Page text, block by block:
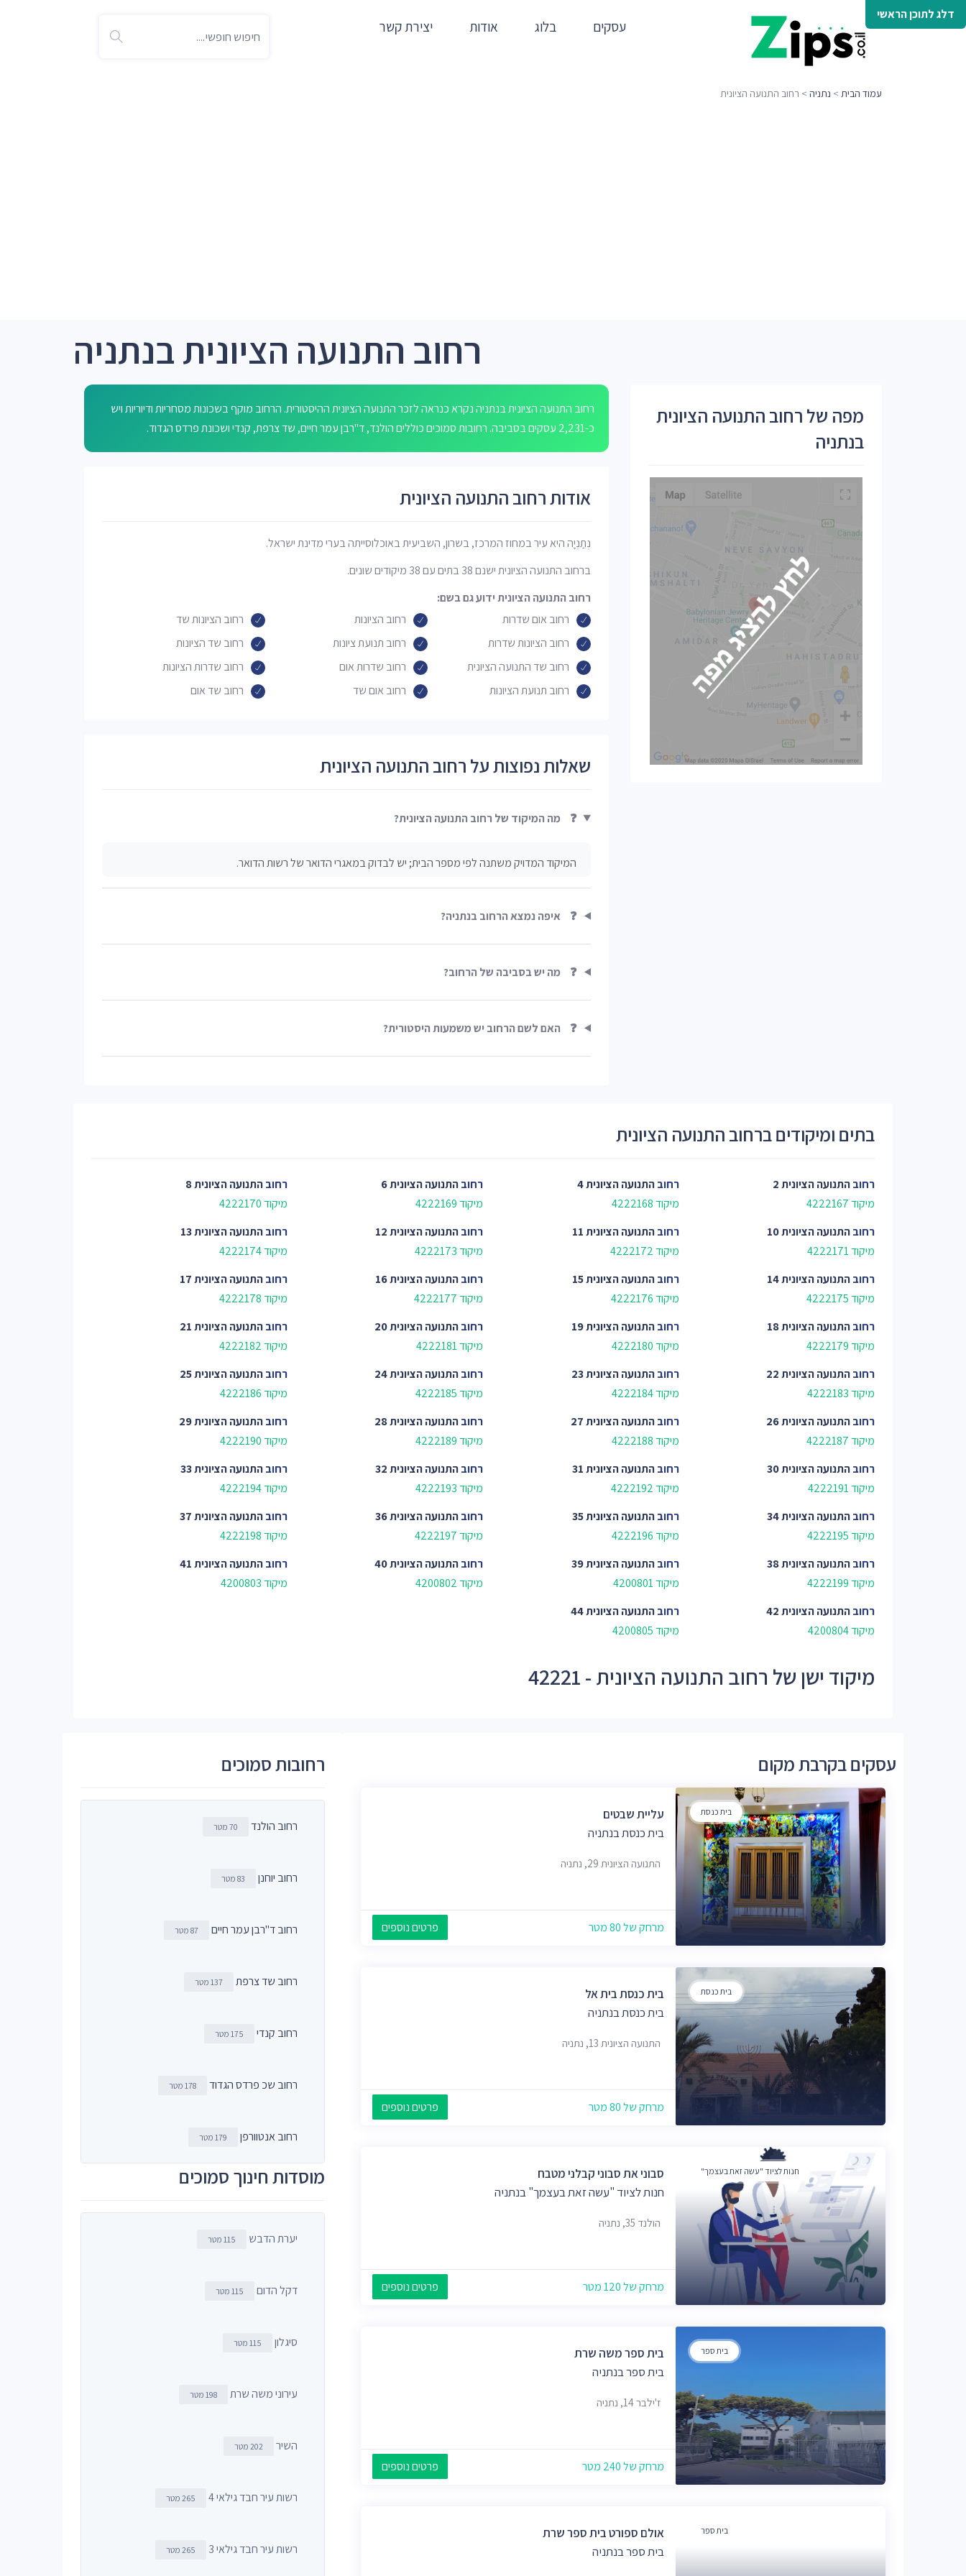
דלג לתוכן הראשי
עסקים בלוג אודות יצירת קשר
עמוד הבית > נתניה > רחוב התנועה הציונית
רחוב התנועה הציונית בנתניה
רחוב התנועה הציונית בנתניה נקרא כנראה לזכר התנועה הציונית ההיסטורית. הרחוב מוקף בשכונות מסחריות ודיוריות ויש
כ-2,231 עסקים בסביבה. רחובות סמוכים כוללים הולנד, ד"רבן עמר חיים, שד צרפת, קנדי ושכונת פרדס הגדוד.
אודות רחוב התנועה הציונית
נְתַנְיָה היא עיר במחוז המרכז, בשרון, השביעית באוכלוסייתה בערי מדינת ישראל.
ברחוב התנועה הציונית ישנם 38 בתים עם 38 מיקודים שונים.
רחוב התנועה הציונית ידוע גם בשם:
רחוב אום שדרות
רחוב הציונות
רחוב הציונות שד
רחוב הציונות שדרות
רחוב תנועת ציונות
רחוב שד הציונות
רחוב שד התנועה הציונית
רחוב שדרות אום
רחוב שדרות הציונות
רחוב תנועת הציונות
רחוב אום שד רחוב שד אום
שאלות נפוצות על רחוב התנועה הציונית
❓ מה המיקוד של רחוב התנועה הציונית?
המיקוד המדויק משתנה לפי מספר הבית; יש לבדוק במאגרי הדואר של רשות הדואר.
❓ איפה נמצא הרחוב בנתניה?
❓ מה יש בסביבה של הרחוב?
❓ האם לשם הרחוב יש משמעות היסטורית?
מפה של רחוב התנועה הציונית
בנתניה
בתים ומיקודים ברחוב התנועה הציונית
רחובהתנועה הציונית 2
מיקוד 4222167
רחובהתנועה הציונית 4
מיקוד 4222168
רחובהתנועה הציונית 6
מיקוד 4222169
רחובהתנועה הציונית 8
מיקוד 4222170
רחובהתנועה הציונית 10
מיקוד 4222171
רחובהתנועה הציונית 11
מיקוד 4222172
רחובהתנועה הציונית 12
מיקוד 4222173
רחובהתנועה הציונית 13
מיקוד 4222174
רחובהתנועה הציונית 14
מיקוד 4222175
רחובהתנועה הציונית 15
מיקוד 4222176
רחובהתנועה הציונית 16
מיקוד 4222177
רחובהתנועה הציונית 17
מיקוד 4222178
רחובהתנועה הציונית 18
מיקוד 4222179
רחובהתנועה הציונית 19
מיקוד 4222180
רחובהתנועה הציונית 20
מיקוד 4222181
רחובהתנועה הציונית 21
מיקוד 4222182
רחובהתנועה הציונית 22
מיקוד 4222183
רחובהתנועה הציונית 23
מיקוד 4222184
רחובהתנועה הציונית 24
מיקוד 4222185
רחובהתנועה הציונית 25
מיקוד 4222186
רחובהתנועה הציונית 26
מיקוד 4222187
רחובהתנועה הציונית 27
מיקוד 4222188
רחובהתנועה הציונית 28
מיקוד 4222189
רחובהתנועה הציונית 29
מיקוד 4222190
רחובהתנועה הציונית 30
מיקוד 4222191
רחובהתנועה הציונית 31
מיקוד 4222192
רחובהתנועה הציונית 32
מיקוד 4222193
רחובהתנועה הציונית 33
מיקוד 4222194
רחובהתנועה הציונית 34
מיקוד 4222195
רחובהתנועה הציונית 35
מיקוד 4222196
רחובהתנועה הציונית 36
מיקוד 4222197
רחובהתנועה הציונית 37
מיקוד 4222198
רחובהתנועה הציונית 38
מיקוד 4222199
רחובהתנועה הציונית 39
מיקוד 4200801
רחובהתנועה הציונית 40
מיקוד 4200802
רחובהתנועה הציונית 41
מיקוד 4200803
רחובהתנועה הציונית 42
מיקוד 4200804
רחובהתנועה הציונית 44
מיקוד 4200805
מיקוד ישן של רחוב התנועה הציונית - 42221
עסקים בקרבת מקום
בית כנסת
עליית שבטים
בית כנסת בנתניה
התנועה הציונית 29, נתניה
מרחק של 80 מטר פרטים נוספים
בית כנסת
בית כנסת בית אל
בית כנסת בנתניה
התנועה הציונית 13, נתניה
מרחק של 80 מטר פרטים נוספים
חנות לציוד "עשה זאת בעצמך"
סבוני את סבוני קבלני מטבח
חנות לציוד "עשה זאת בעצמך" בנתניה
הולנד 35, נתניה
מרחק של 120 מטר פרטים נוספים
בית ספר
בית ספר משה שרת
בית ספר בנתניה
ז'ילבר 14, נתניה
מרחק של 240 מטר פרטים נוספים
בית ספר
אולם ספורט בית ספר שרת
בית ספר בנתניה
רחובות סמוכים
רחוב הולנד 70 מטר
רחוב יוחנן 83 מטר
רחוב ד"רבן עמר חיים 87 מטר
רחוב שד צרפת 137 מטר
רחוב קנדי 175 מטר
רחוב שכ פרדס הגדוד 178 מטר
רחוב אנטוורפן 179 מטר
מוסדות חינוך סמוכים
יערת הדבש 115 מטר
דקל הדום 115 מטר
סיגלון 115 מטר
עירוני משה שרת 198 מטר
השיר 202 מטר
רשות עיר חבד גילאי 4 265 מטר
רשות עיר חבד גילאי 3 265 מטר